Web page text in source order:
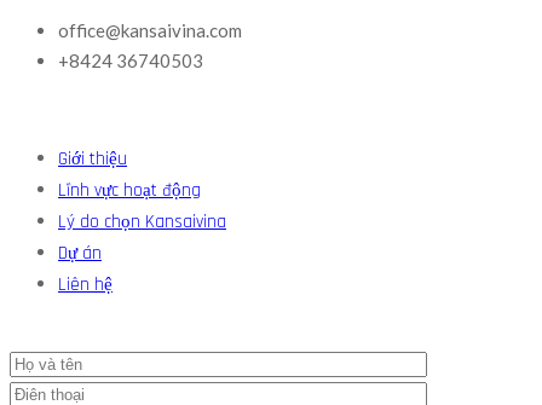
office@kansaivina.com
+8424 36740503
Giới thiệu
Lĩnh vực hoạt động
Lý do chọn Kansaivina
Dự án
Liên hệ